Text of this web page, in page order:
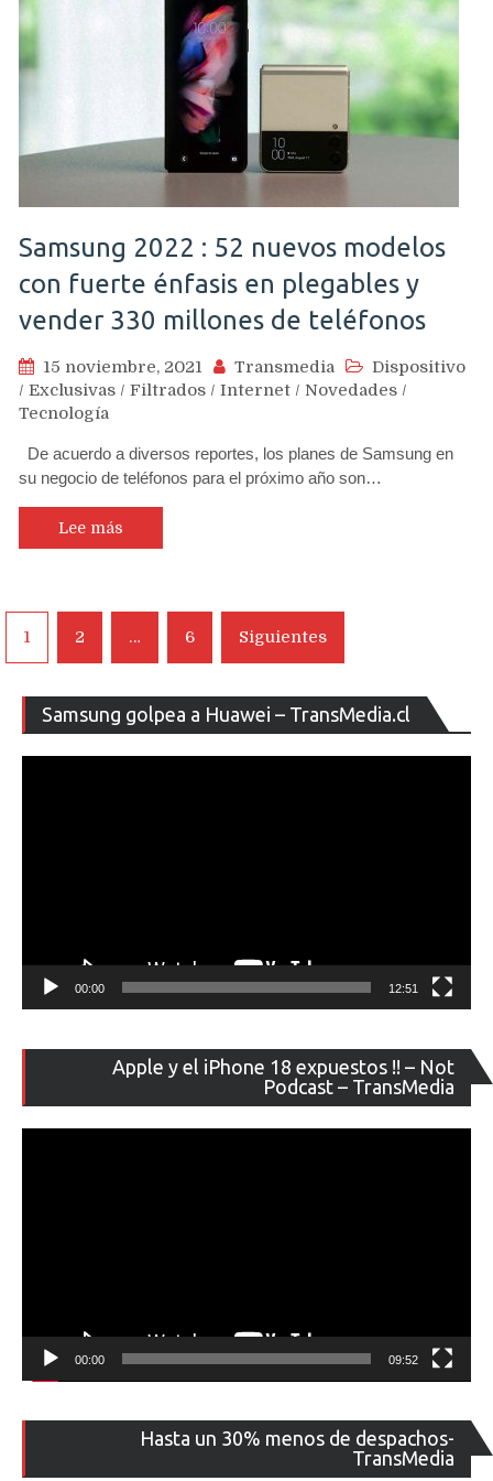
Samsung 2022 : 52 nuevos modelos
con fuerte énfasis en plegables y
vender 330 millones de teléfonos
15 noviembre, 2021 Transmedia
Dispositivo
/ Exclusivas / Filtrados / Internet / Novedades /
Tecnología
De acuerdo a diversos reportes, los planes de Samsung en
su negocio de teléfonos para el próximo año son…
Lee más
Navegación
de
entradas
1 2 … 6 Siguientes
Samsung golpea a Huawei – TransMedia.cl
de
00:00 12:51
Apple y el iPhone 18 expuestos !! – Not
Podcast – TransMedia
de
00:00 09:52
Hasta un 30% menos de despachos-
TransMedia
de